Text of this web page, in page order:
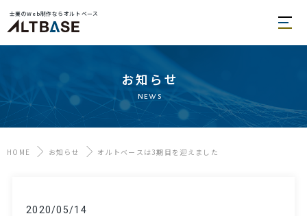
士業のWeb制作ならオルトベース
お知らせ
news
HOME お知らせ オルトベースは3期目を迎えました
2020/05/14